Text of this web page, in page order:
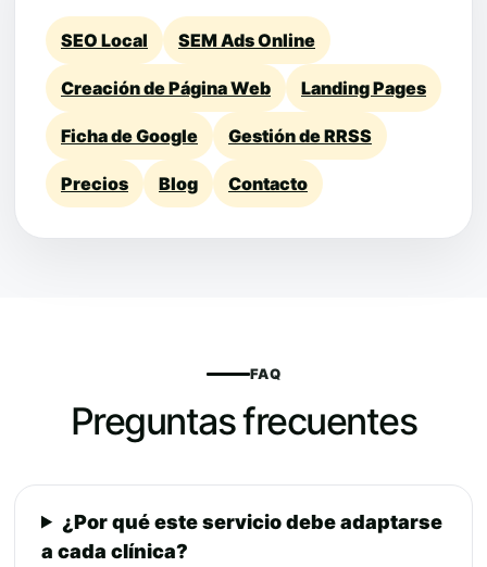
SEO Local SEM Ads Online
Creación de Página Web Landing Pages
Ficha de Google Gestión de RRSS
Precios Blog Contacto
FAQ
Preguntas frecuentes
¿Por qué este servicio debe adaptarse
a cada clínica?